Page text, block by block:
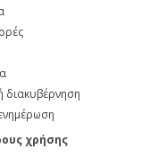
διακυβέρνηση
χρήσης